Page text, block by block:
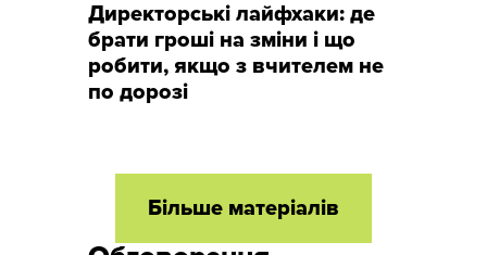
Директорські лайфхаки: де
брати гроші на зміни і що
робити, якщо з вчителем не
по дорозі
Більше матеріалів